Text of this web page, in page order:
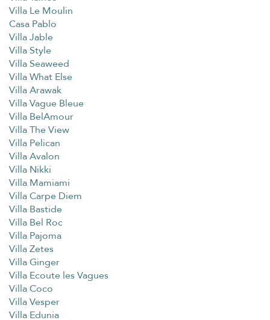
Villa Le Moulin
Casa Pablo
Villa Jable
Villa Style
Villa Seaweed
Villa What Else
Villa Arawak
Villa Vague Bleue
Villa BelAmour
Villa The View
Villa Pelican
Villa Avalon
Villa Nikki
Villa Mamiami
Villa Carpe Diem
Villa Bastide
Villa Bel Roc
Villa Pajoma
Villa Zetes
Villa Ginger
Villa Ecoute les Vagues
Villa Coco
Villa Vesper
Villa Edunia